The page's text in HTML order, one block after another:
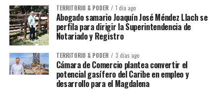
TERRITORIO & PODER 1 día ago
Abogado samario Joaquín José Méndez Llach se
perfila para dirigir la Superintendencia de
Notariado y Registro
TERRITORIO & PODER 3 días ago
Cámara de Comercio plantea convertir el
potencial gasífero del Caribe en empleo y
desarrollo para el Magdalena